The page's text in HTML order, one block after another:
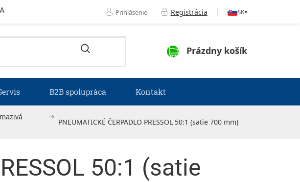
Prihlásenie Registrácia SK▾
NÁKUPNÝ KOŠÍK
Prázdny košík
B2B spolupráca Kontakt
PNEUMATICKÉ ČERPADLO PRESSOL 50:1 (satie 700 mm)
50:1 (satie